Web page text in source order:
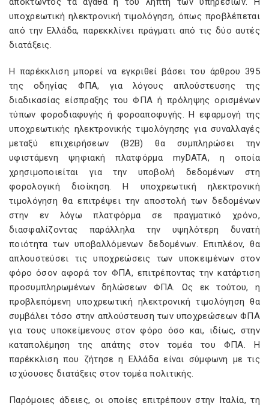
υποχρεωτική ηλεκτρονική τιμολόγηση, όπως προβλέπεται
από την Ελλάδα, παρεκκλίνει πράγματι από τις δύο αυτές
διατάξεις.
Η παρέκκλιση μπορεί να εγκριθεί βάσει του άρθρου 395
της οδηγίας ΦΠΑ, για λόγους απλούστευσης της
διαδικασίας είσπραξης του ΦΠΑ ή πρόληψης ορισμένων
τύπων φοροδιαφυγής ή φοροαποφυγής. Η εφαρμογή της
υποχρεωτικής ηλεκτρονικής τιμολόγησης για συναλλαγές
μεταξύ επιχειρήσεων (B2B) θα συμπληρώσει την
υφιστάμενη ψηφιακή πλατφόρμα myDATA, η οποία
χρησιμοποιείται για την υποβολή δεδομένων στη
φορολογική διοίκηση. Η υποχρεωτική ηλεκτρονική
τιμολόγηση θα επιτρέψει την αποστολή των δεδομένων
στην εν λόγω πλατφόρμα σε πραγματικό χρόνο,
διασφαλίζοντας παράλληλα την υψηλότερη δυνατή
ποιότητα των υποβαλλόμενων δεδομένων. Επιπλέον, θα
απλουστεύσει τις υποχρεώσεις των υποκειμένων στον
φόρο όσον αφορά τον ΦΠΑ, επιτρέποντας την κατάρτιση
προσυμπληρωμένων δηλώσεων ΦΠΑ. Ως εκ τούτου, η
προβλεπόμενη υποχρεωτική ηλεκτρονική τιμολόγηση θα
συμβάλει τόσο στην απλούστευση των υποχρεώσεων ΦΠΑ
για τους υποκείμενους στον φόρο όσο και, ιδίως, στην
καταπολέμηση της απάτης στον τομέα του ΦΠΑ. Η
παρέκκλιση που ζήτησε η Ελλάδα είναι σύμφωνη με τις
ισχύουσες διατάξεις στον τομέα πολιτικής.
Παρόμοιες άδειες, οι οποίες επιτρέπουν στην Ιταλία, τη